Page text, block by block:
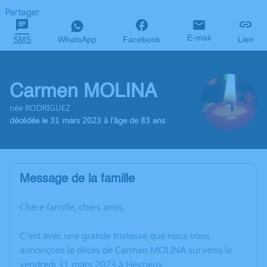
Partager
SMS WhatsApp Facebook E-mail Lien
Carmen MOLINA
née RODRIGUEZ
décédée le 31 mars 2023 à l'âge de 83 ans
Message de la famille
Chère famille, chers amis,
C’est avec une grande tristesse que nous vous
annonçons le décès de Carmen MOLINA survenu le
vendredi 31 mars 2023 à Heyrieux.